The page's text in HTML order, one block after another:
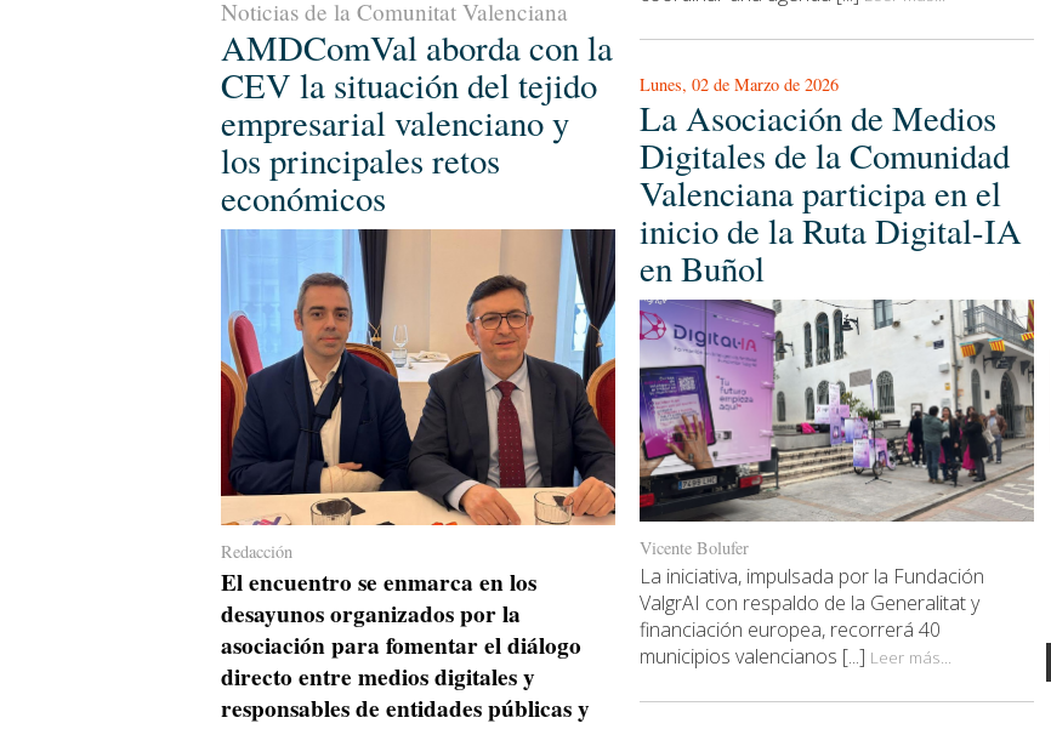
Noticias de la Comunitat Valenciana
AMDComVal aborda con la
CEV la situación del tejido
empresarial valenciano y
los principales retos
económicos
Redacción
El encuentro se enmarca en los
desayunos organizados por la
asociación para fomentar el diálogo
directo entre medios digitales y
responsables de entidades públicas y
Lunes, 02 de Marzo de 2026
La Asociación de Medios
Digitales de la Comunidad
Valenciana participa en el
inicio de la Ruta Digital-IA
en Buñol
Vicente Bolufer
La iniciativa, impulsada por la Fundación
ValgrAI con respaldo de la Generalitat y
financiación europea, recorrerá 40
municipios valencianos [...] Leer más...